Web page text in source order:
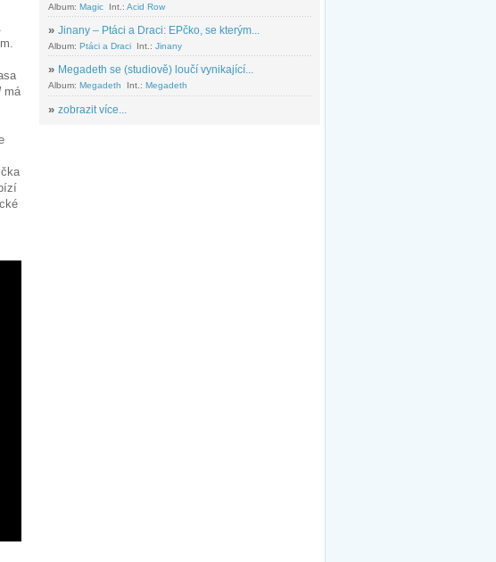
má
Album: Magic Int.: Acid Row
» Jinany – Ptáci a Draci: EPčko, se kterým...
Album: Ptáci a Draci Int.: Jinany
» Megadeth se (studiově) loučí vynikající...
Album: Megadeth Int.: Megadeth
» zobrazit více...